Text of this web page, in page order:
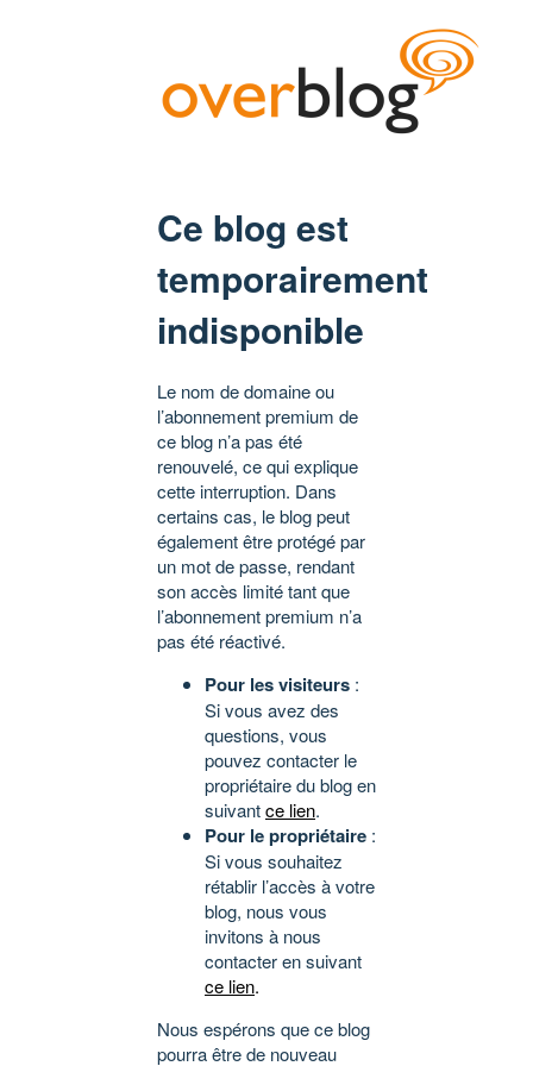
Ce blog est
temporairement
indisponible
Le nom de domaine ou
l’abonnement premium de
ce blog n’a pas été
renouvelé, ce qui explique
cette interruption. Dans
certains cas, le blog peut
également être protégé par
un mot de passe, rendant
son accès limité tant que
l’abonnement premium n’a
pas été réactivé.
Pour les visiteurs :
Si vous avez des
questions, vous
pouvez contacter le
propriétaire du blog en
suivantce lien.
Pour le propriétaire :
Si vous souhaitez
rétablir l’accès à votre
blog, nous vous
invitons à nous
contacter en suivant
ce lien.
Nous espérons que ce blog
pourra être de nouveau